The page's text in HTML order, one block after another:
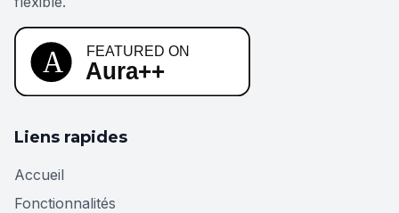
Liens rapides
Accueil
Fonctionnalités